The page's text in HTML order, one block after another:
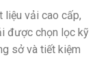
liệu vải cao cấp,
được chọn lọc kỹ
sở và tiết kiệm